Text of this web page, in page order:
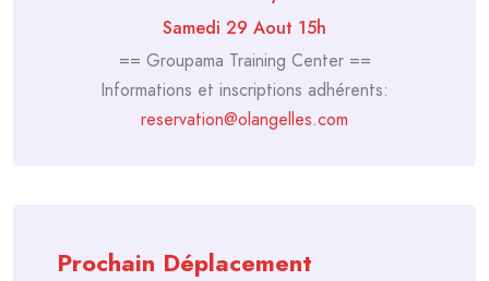
Samedi 29 Aout 15h
== Groupama Training Center ==
Informations et inscriptions adhérents:
reservation@olangelles.com
Prochain Déplacement